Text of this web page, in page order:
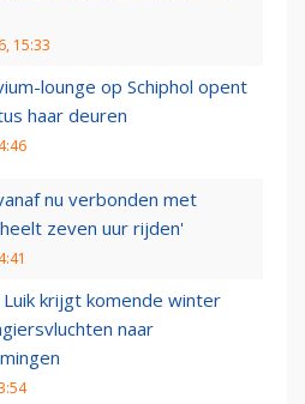
15:33
lounge op Schiphol opent
haar deuren
nu verbonden met
zeven uur rijden'
Luik krijgt komende winter
naar